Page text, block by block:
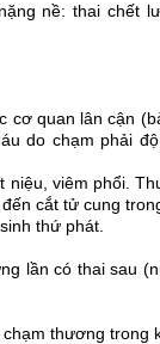
nề: thai chết
cơ quan lân cận
do chạm phải
niệu, viêm phổi.
cắt tử cung
thứ phát.
lần có thai sau
thương trong